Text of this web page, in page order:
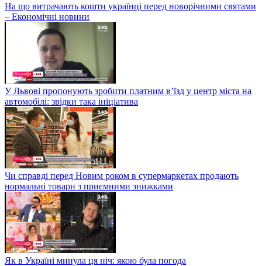
На що витрачають кошти українці перед новорічними святами
– Економічні новини
У Львові пропонують зробити платним в’їзд у центр міста на
автомобілі: звідки така ініціатива
Чи справді перед Новим роком в супермаркетах продають
нормальні товари з приємними знижками
Як в Україні минула ця ніч: якою була погода